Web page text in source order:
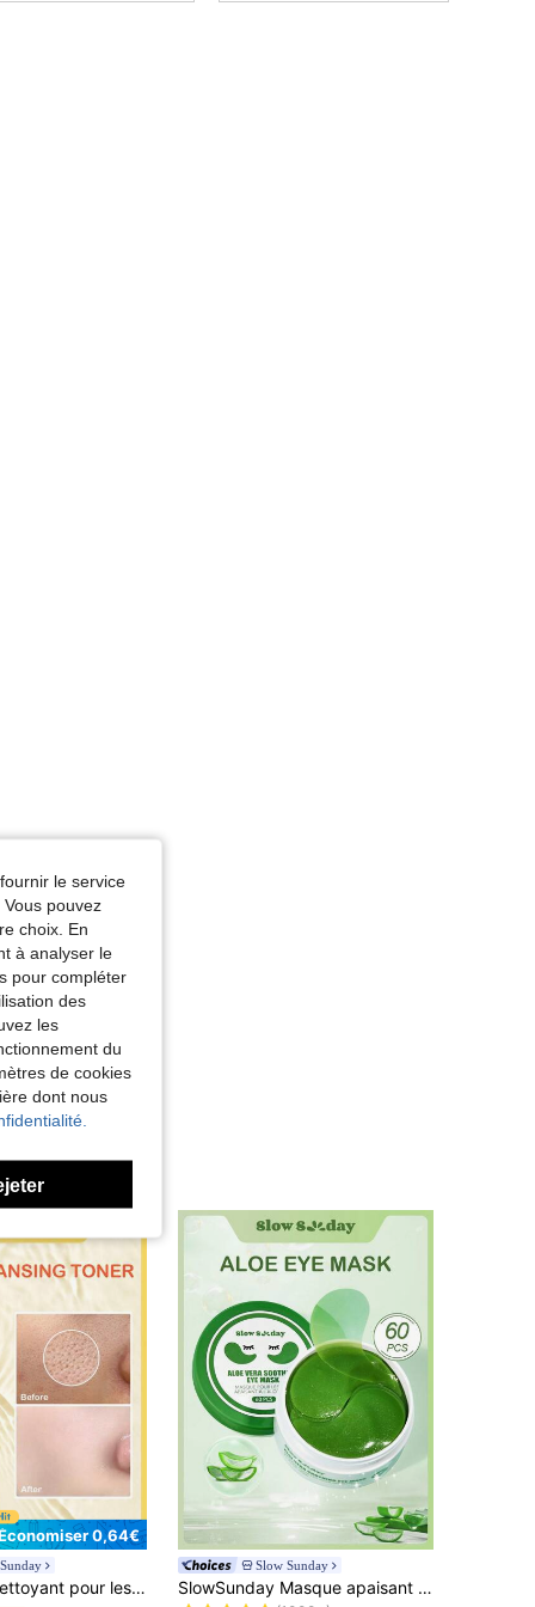
0,64€
des pores et exfolie en douceur la peau, bon choix pour les vacances, la plage, les essentiels de voyage, convient aux soins de la peau d'été
Slow Sunday
SlowSunday Masque apaisant aux yeux à l'aloe vera, 30 paires, Patch pour les yeux, Soins de la peau coréens, Extrait d'aloe vera et hyaluronate de sodium, Diminue les poches des yeux, Améliore les cernes, Éclaircit le contour des yeux, Convient pour l'été
#1 BEST-SELLERS
(1000+)
le service
pouvez
choix. En
à analyser le
pour compléter
des
les
du
de cookies
dont nous